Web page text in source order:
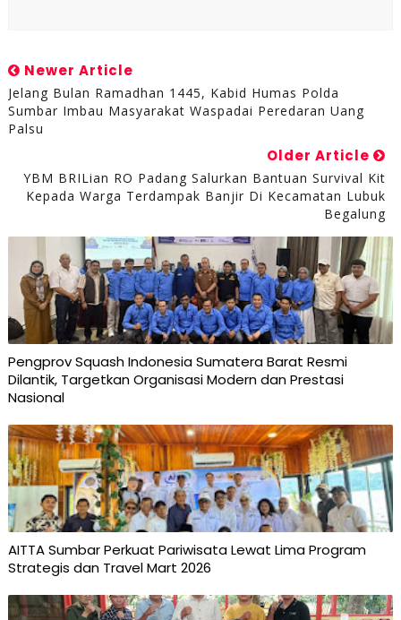
Newer Article
Jelang Bulan Ramadhan 1445, Kabid Humas Polda
Sumbar Imbau Masyarakat Waspadai Peredaran Uang
Palsu
Older Article
YBM BRILian RO Padang Salurkan Bantuan Survival Kit
Kepada Warga Terdampak Banjir Di Kecamatan Lubuk
Begalung
Pengprov Squash Indonesia Sumatera Barat Resmi
Dilantik, Targetkan Organisasi Modern dan Prestasi
Nasional
AITTA Sumbar Perkuat Pariwisata Lewat Lima Program
Strategis dan Travel Mart 2026